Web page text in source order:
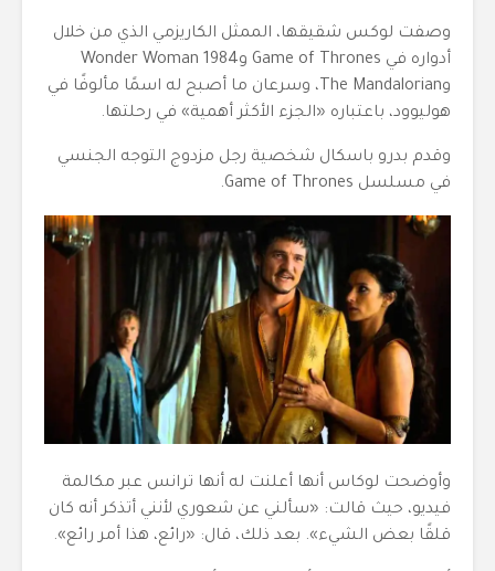
وصفت لوكس شقيقها، الممثل الكاريزمي الذي من خلال
أدواره في Game of Thrones وWonder Woman 1984
وThe Mandalorian، وسرعان ما أصبح له اسمًا مألوفًا في
هوليوود، باعتباره «الجزء الأكثر أهمية» في رحلتها.
وقدم بدرو باسكال شخصية رجل مزدوج التوجه الجنسي
في مسلسل Game of Thrones.
وأوضحت لوكاس أنها أعلنت له أنها ترانس عبر مكالمة
فيديو، حيث قالت: «سألني عن شعوري لأنني أتذكر أنه كان
قلقًا بعض الشيء». بعد ذلك، قال: «رائع، هذا أمر رائع».